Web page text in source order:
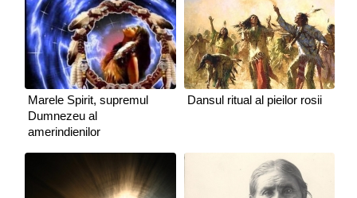
Marele Spirit, supremul
Dumnezeu al
amerindienilor
Dansul ritual al pieilor rosii